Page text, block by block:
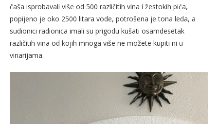
čaša isprobavali više od 500 različitih vina i žestokih pića,
popijeno je oko 2500 litara vode, potrošena je tona leda, a
sudionici radionica imali su prigodu kušati osamdesetak
različitih vina od kojih mnoga više ne možete kupiti ni u
vinarijama.